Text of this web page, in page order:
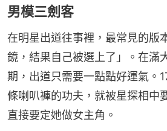
男模三劍客
在明星出道往事裡，最常見的版
鏡，結果自己被選上了」。在滿
期，出道只需要一點點好運氣。
條喇叭褲的功夫，就被星探相中
直接要定她做女主角。